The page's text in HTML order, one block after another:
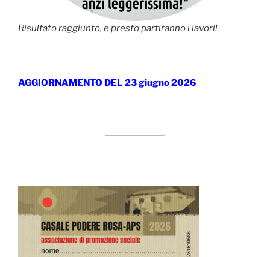
Risultato raggiunto, e presto partiranno i lavori!
AGGIORNAMENTO DEL 23 giugno 2026